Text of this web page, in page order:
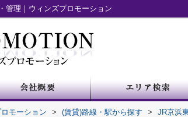
管理｜ウィンズプロモーション
モーション > (賃貸)路線・駅から探す > JR京浜